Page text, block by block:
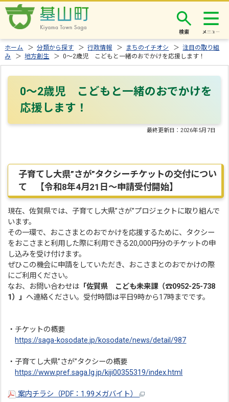
検索
ホーム ＞分類から探す ＞行政情報 ＞ まちのイチオシ ＞注目の取り組
み
＞地方創生 ＞ 0～2歳児 こどもと一緒のおでかけを応援します！
0～2歳児 こどもと一緒のおでかけを
応援します！
最終更新日：2026年5月7日
子育てし大県”さが”タクシーチケットの交付につい
て 【令和8年4月21日～申請受付開始】
現在、佐賀県では、子育てし大県”さが”プロジェクトに取り組んで
います。
その一環で、おこさまとのおでかけを応援するために、タクシー
をおこさまと利用した際に利用できる20,000円分のチケットの申
し込みを受け付けます。
ぜひこの機会に申請をしていただき、おこさまとのおでかけの際
にご利用ください。
なお、お問い合わせは 「佐賀県 こども未来課（☎0952-25-738
1）」 へ連絡ください。受付時間は平日9時から17時までです。
・チケットの概要
https://saga-kosodate.jp/kosodate/news/detail/987
・子育てし大県”さが”タクシーの概要
https://www.pref.saga.lg.jp/kiji00355319/index.html
案内チラシ（PDF：1.99メガバイト）